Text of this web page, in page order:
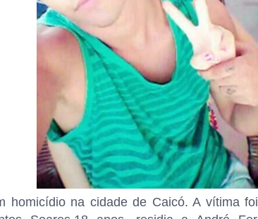
homicídio na cidade de Caicó. A vítima